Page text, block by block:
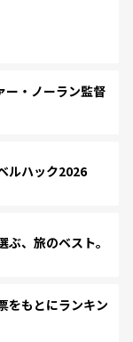
・ノーラン監督
ルハック2026
、旅のベスト。
をもとにランキン